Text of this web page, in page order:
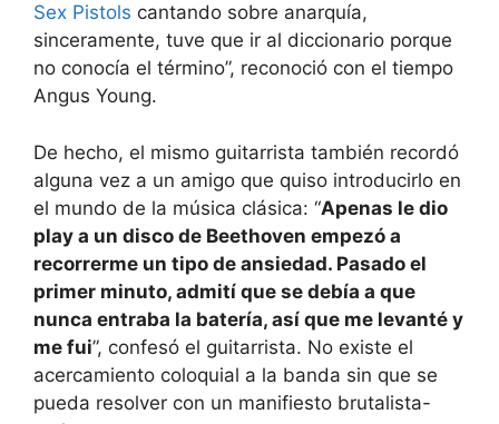
Sex Pistols cantando sobre anarquía,
sinceramente, tuve que ir al diccionario porque
no conocía el término”, reconoció con el tiempo
Angus Young.
De hecho, el mismo guitarrista también recordó
alguna vez a un amigo que quiso introducirlo en
el mundo de la música clásica: “Apenas le dio
play a un disco de Beethoven empezó a
recorrerme un tipo de ansiedad. Pasado el
primer minuto, admití que se debía a que
nunca entraba la batería, así que me levanté y
me fui”, confesó el guitarrista. No existe el
acercamiento coloquial a la banda sin que se
pueda resolver con un manifiesto brutalista-